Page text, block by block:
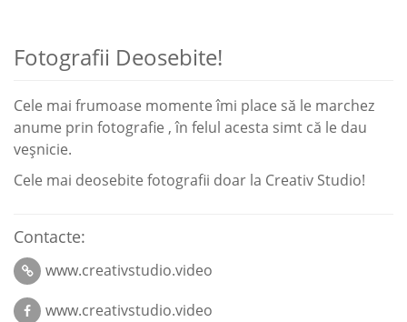
Fotografii Deosebite!
Cele mai frumoase momente îmi place să le marchez
anume prin fotografie , în felul acesta simt că le dau
veşnicie.
Cele mai deosebite fotografii doar la Creativ Studio!
Contacte:
www.creativstudio.video
www.creativstudio.video